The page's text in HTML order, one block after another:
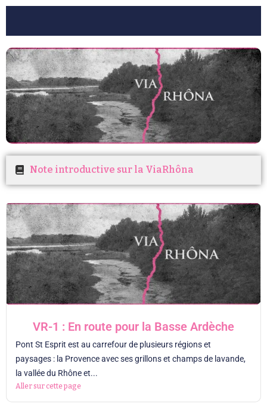
Note introductive sur la ViaRhôna
VR-1 : En route pour la Basse Ardèche
Pont St Esprit est au carrefour de plusieurs régions et
paysages : la Provence avec ses grillons et champs de lavande,
la vallée du Rhône et...
Aller sur cette page